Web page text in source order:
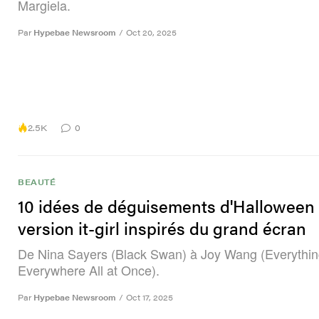
Margiela.
Par Hypebae Newsroom / Oct 20, 2025
2.5K 0
BEAUTÉ
10 idées de déguisements d'Halloween
version it-girl inspirés du grand écran
De Nina Sayers (Black Swan) à Joy Wang
Everywhere All at Once).
Par Hypebae Newsroom / Oct 17, 2025